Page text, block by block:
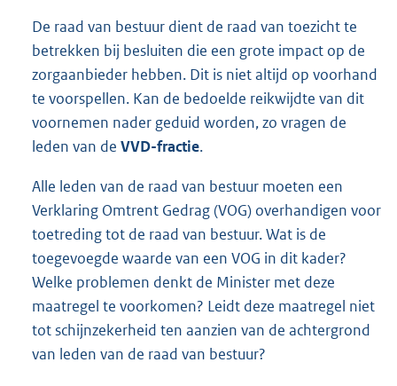
De raad van bestuur dient de raad van toezicht te
betrekken bij besluiten die een grote impact op de
zorgaanbieder hebben. Dit is niet altijd op voorhand
te voorspellen. Kan de bedoelde reikwijdte van dit
voornemen nader geduid worden, zo vragen de
leden van de VVD-fractie.
Alle leden van de raad van bestuur moeten een
Verklaring Omtrent Gedrag (VOG) overhandigen voor
toetreding tot de raad van bestuur. Wat is de
toegevoegde waarde van een VOG in dit kader?
Welke problemen denkt de Minister met deze
maatregel te voorkomen? Leidt deze maatregel niet
tot schijnzekerheid ten aanzien van de achtergrond
van leden van de raad van bestuur?